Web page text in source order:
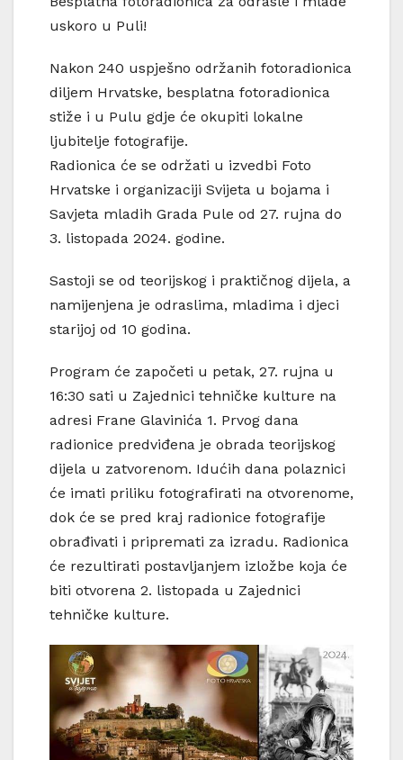
uskoro u Puli!
Nakon 240 uspješno održanih fotoradionica
diljem Hrvatske, besplatna fotoradionica
stiže i u Pulu gdje će okupiti lokalne
ljubitelje fotografije.
Radionica će se održati u izvedbi Foto
Hrvatske i organizaciji Svijeta u bojama i
Savjeta mladih Grada Pule od 27. rujna do
3. listopada 2024. godine.
Sastoji se od teorijskog i praktičnog dijela, a
namijenjena je odraslima, mladima i djeci
starijoj od 10 godina.
Program će započeti u petak, 27. rujna u
16:30 sati u Zajednici tehničke kulture na
adresi Frane Glavinića 1. Prvog dana
radionice predviđena je obrada teorijskog
dijela u zatvorenom. Idućih dana polaznici
će imati priliku fotografirati na otvorenome,
dok će se pred kraj radionice fotografije
obrađivati i pripremati za izradu. Radionica
će rezultirati postavljanjem izložbe koja će
biti otvorena 2. listopada u Zajednici
tehničke kulture.